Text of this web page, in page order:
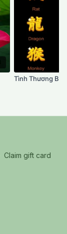
Tình Thương
Claim gift card